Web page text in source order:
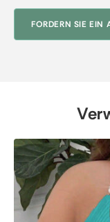
FORDERN SIE EIN